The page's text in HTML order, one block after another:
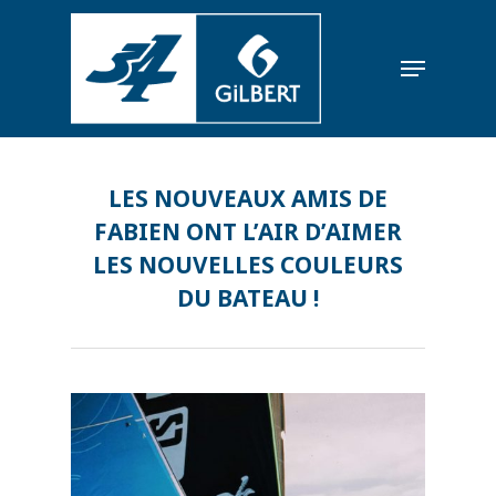
LES NOUVEAUX AMIS DE
FABIEN ONT L’AIR D’AIMER
LES NOUVELLES COULEURS
DU BATEAU !